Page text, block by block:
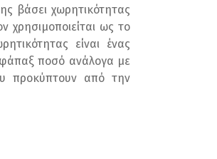
βάσει χωρητικότητας
χρησιμοποιείται ως το
είναι ένας
ποσό ανάλογα με
προκύπτουν από την